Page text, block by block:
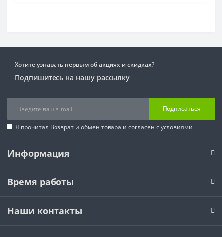
Хотите узнавать первым об акциях и скидках?
Подпишитесь на нашу рассылку
Подписаться
Я прочитал Возврат и обмен товара и согласен с условиями
Информация
Время работы
Наши контакты